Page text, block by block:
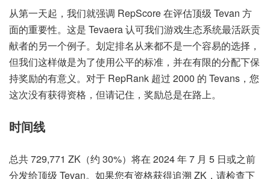
从第一天起，我们就强调 RepScore 在评估顶级 Tevan 方
面的重要性。这是 Tevaera 认可我们游戏生态系统最活跃贡
献者的另一个例子。划定排名从来都不是一个容易的选择，
但我们这样做是为了使用公平的标准，并在有限的分配下保
持奖励的有意义。对于 RepRank 超过 2000 的 Tevans，您
这次没有获得资格，但请记住，奖励总是在路上。
时间线
总共 729,771 ZK（约 30%）将在 2024 年 7 月 5 日或之前
分发给顶级 Tevan。如果您有资格获得追溯 ZK，请检查下